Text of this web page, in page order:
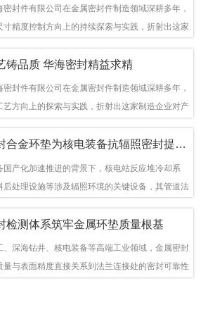
密封件有限公司在金属密封件制造领域深耕多年，
寸精度控制方向上的持续探索与实践，折射出这家
应用于石油机械、管道法兰、采油树、井口装置等
从尺寸精度的技术内涵及企业工艺积累等角度，呈
在该领域的务实探索与稳步发展。
铸品质 华海密封精益求精
密封件有限公司在金属密封件制造领域深耕多年，
艺方向上的探索与实践，折射出这家制造企业对产
用于石油机械、管道法兰、采油树、井口装置等领
华海密封合金环垫为核电装备抗辐照密封提供可靠保障
国产化加速推进的背景下，核电站反应堆冷却系
后处理设施等涉及辐照环境的关键设备，其管道法
靠。温州市华海密封件科技有限公司深耕金属密封
年，依托八角垫、椭圆垫及RX/BX系列高压环垫等
，以特种合金材质体系，为核电装备抗辐照密封提
套方案。
检测体系筑牢金属环垫质量根基
、深海钻井、核电装备等高端工业领域，金属密封
量与表面精度直接关系到法兰连接处的密封可靠性